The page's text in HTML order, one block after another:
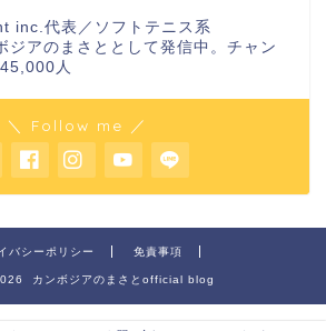
inc.代表／ソフトテニス系
ジアのまさととして発信中。チャン
人
＼ Follow me ／
バシーポリシー 免責事項
カンボジアのまさとofficial blog